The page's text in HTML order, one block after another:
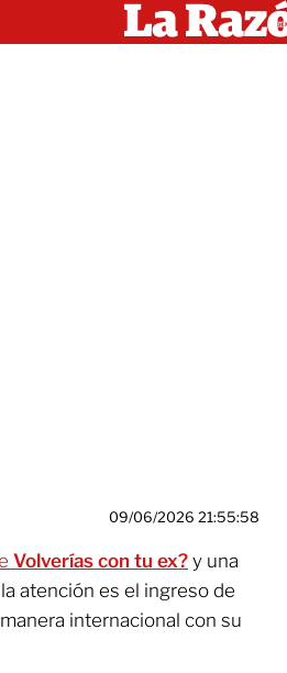
09/06/2026 21:55:58
Volverías con tu ex? y una
atención es el ingreso de
internacional con su